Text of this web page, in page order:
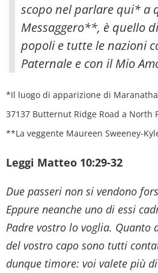
scopo nel parlare qui* a
Messaggero**, è quello
popoli e tutte le nazioni
Paternale e con il Mio
*Il luogo di apparizione di
37137 Butternut Ridge Road a North
**La veggente Maureen Sweeney-
Leggi Matteo 10:29-32
Due passeri non si vendono
Eppure neanche uno di essi
Padre vostro lo voglia. Quanto
del vostro capo sono tutti
dunque timore: voi valete più